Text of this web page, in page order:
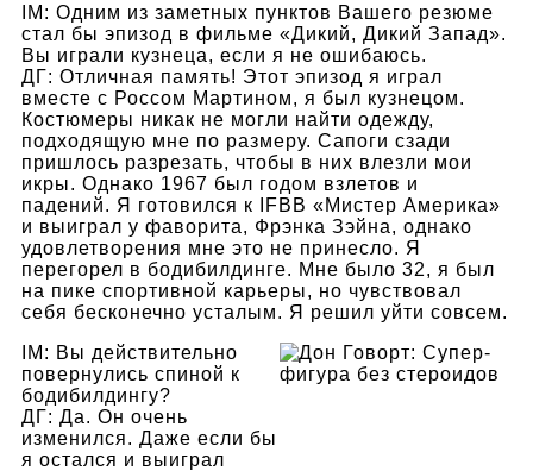
IM: Одним из заметных пунктов Вашего резюме
стал бы эпизод в фильме «Дикий, Дикий Запад».
Вы играли кузнеца, если я не ошибаюсь.
ДГ: Отличная память! Этот эпизод я играл
вместе с Россом Мартином, я был кузнецом.
Костюмеры никак не могли найти одежду,
подходящую мне по размеру. Сапоги сзади
пришлось разрезать, чтобы в них влезли мои
икры. Однако 1967 был годом взлетов и
падений. Я готовился к IFBB «Мистер Америка»
и выиграл у фаворита, Фрэнка Зэйна, однако
удовлетворения мне это не принесло. Я
перегорел в бодибилдинге. Мне было 32, я был
на пике спортивной карьеры, но чувствовал
себя бесконечно усталым. Я решил уйти совсем.
IM: Вы действительно
повернулись спиной к
бодибилдингу?
ДГ: Да. Он очень
изменился. Даже если бы
я остался и выиграл